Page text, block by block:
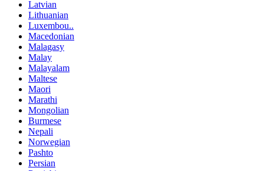
Latvian
Lithuanian
Luxembou..
Macedonian
Malagasy
Malay
Malayalam
Maltese
Maori
Marathi
Mongolian
Burmese
Nepali
Norwegian
Pashto
Persian